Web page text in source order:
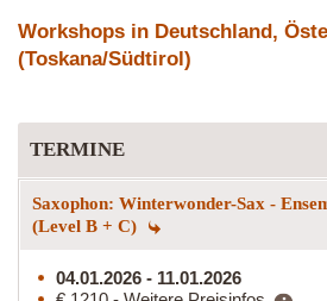
Workshops in Deutschland,
(Toskana/Südtirol)
TERMINE
Saxophon: Winterwonder-Sax -
(Level B + C)
04.01.2026 - 11.01.2026